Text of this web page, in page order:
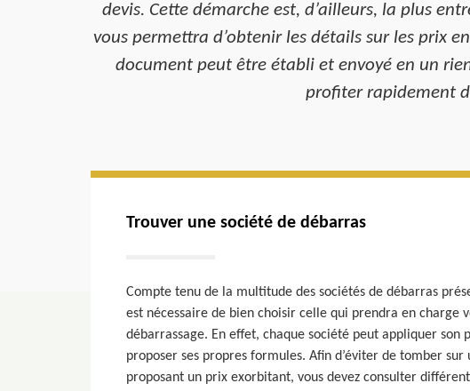
devis. Cette démarche est, d’ailleurs, la plus
vous permettra d’obtenir les détails sur les prix
document peut être établi et envoyé en un
profiter rapidement
Trouver une société de débarras
Compte tenu de la multitude des sociétés de débarras
est nécessaire de bien choisir celle qui prendra en charge
débarrassage. En effet, chaque société peut appliquer son
proposer ses propres formules. Afin d’éviter de tomber
proposant un prix exorbitant, vous devez consulter